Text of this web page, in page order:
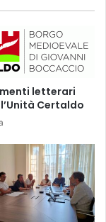
letterari
Certaldo